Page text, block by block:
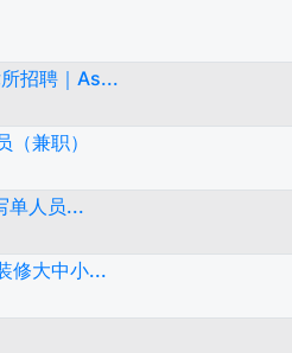
招聘｜As...
兼职）
单人员...
修大中小...